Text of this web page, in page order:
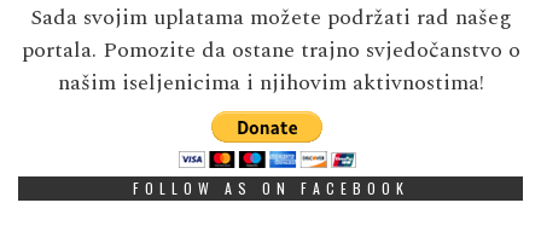
Sada svojim uplatama možete podržati rad našeg
portala. Pomozite da ostane trajno svjedočanstvo o
našim iseljenicima i njihovim aktivnostima!
FOLLOW AS ON FACEBOOK